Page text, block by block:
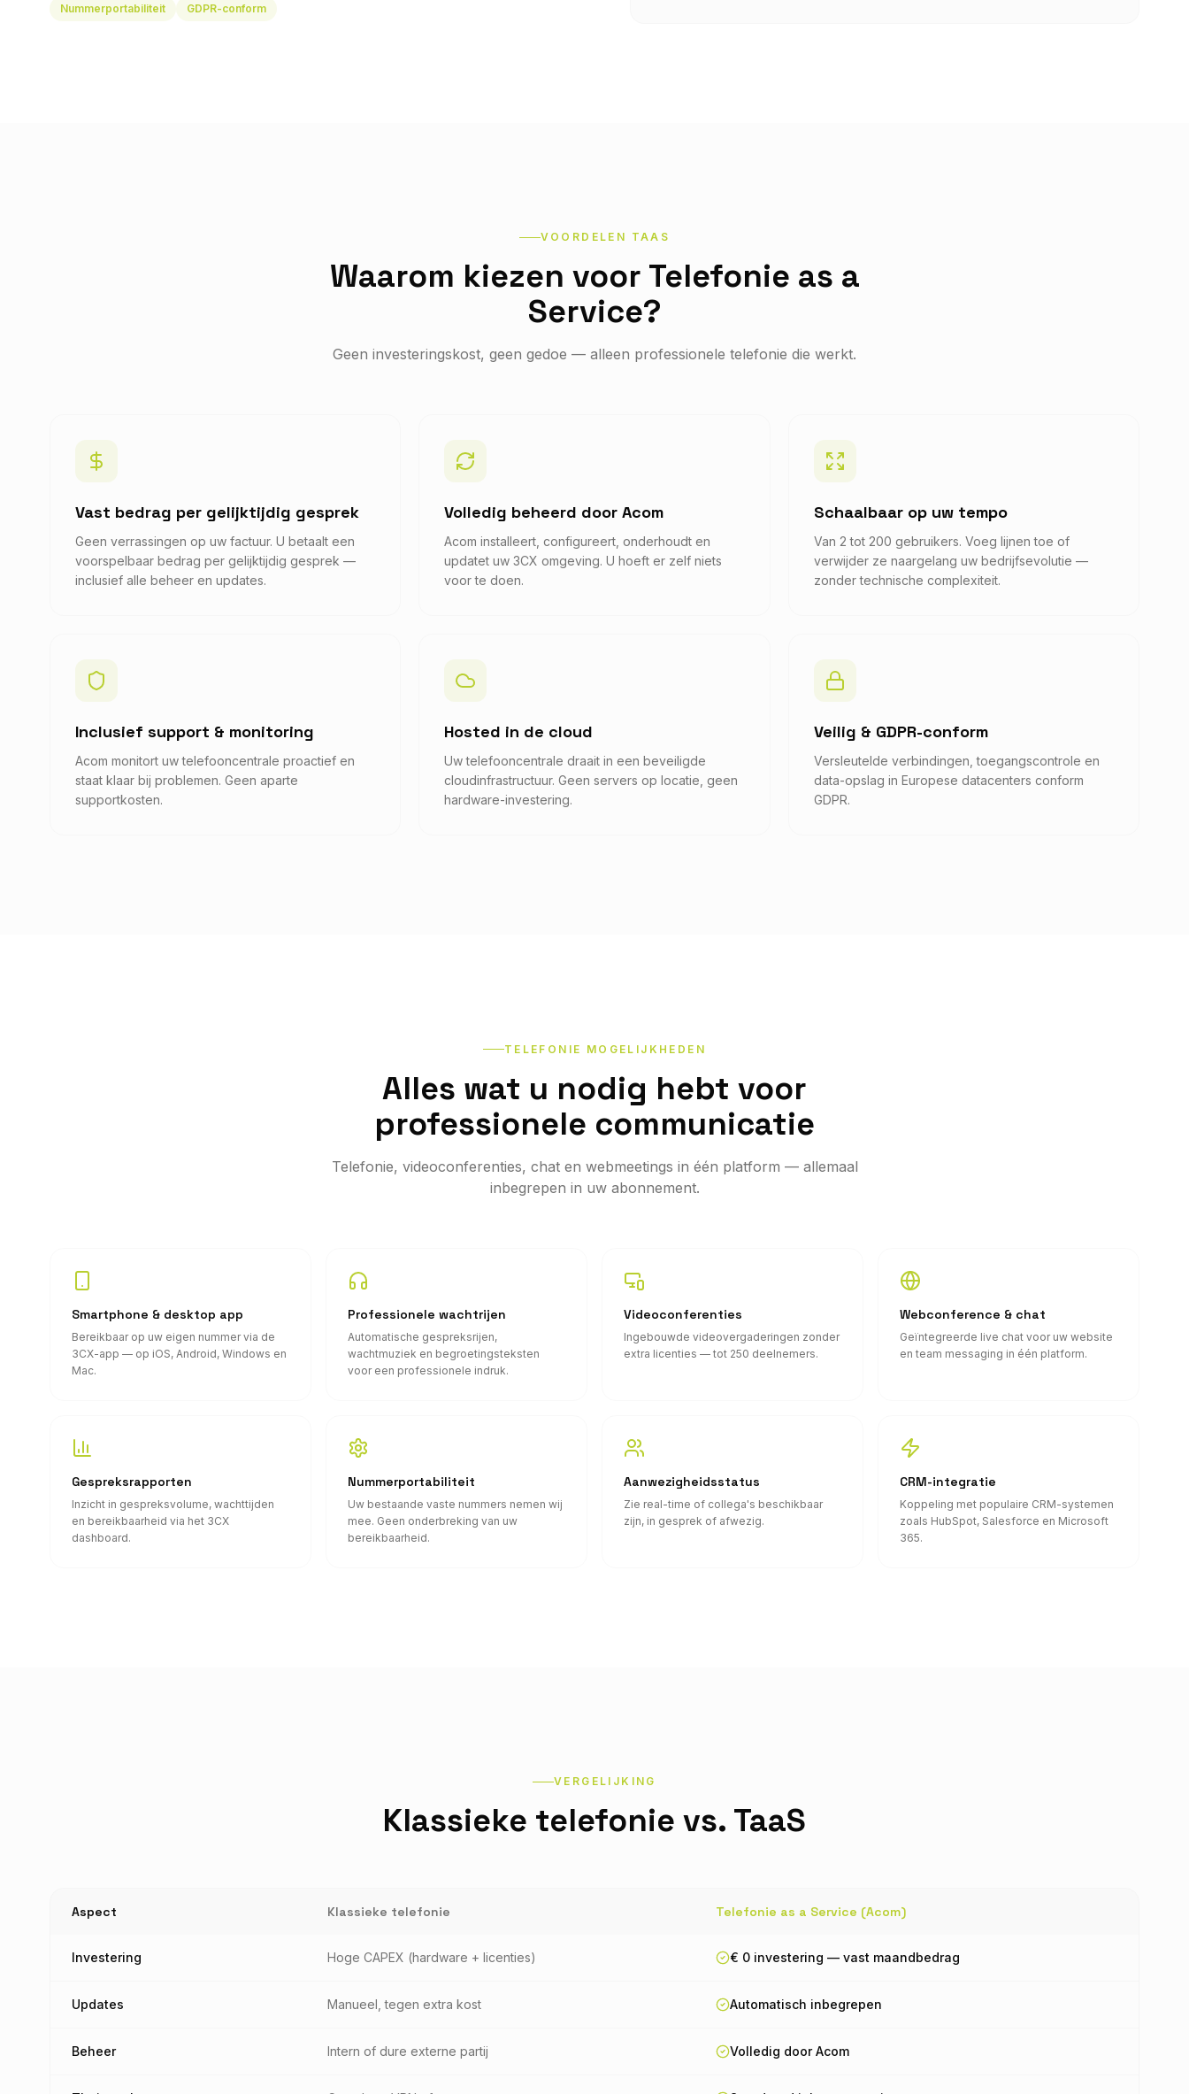
Nummerportabiliteit
GDPR-conform
VOORDELEN TAAS
Waarom kiezen voor Telefonie as a
Service?
Geen investeringskost, geen gedoe — alleen professionele telefonie die werkt.
Vast bedrag per gelijktijdig gesprek
Geen verrassingen op uw factuur. U betaalt een
voorspelbaar bedrag per gelijktijdig gesprek —
inclusief alle beheer en updates.
Volledig beheerd door Acom
Acom installeert, configureert, onderhoudt en
updatet uw 3CX omgeving. U hoeft er zelf niets
voor te doen.
Schaalbaar op uw tempo
Van 2 tot 200 gebruikers. Voeg lijnen toe of
verwijder ze naargelang uw bedrijfsevolutie —
zonder technische complexiteit.
Inclusief support & monitoring
Acom monitort uw telefooncentrale proactief en
staat klaar bij problemen. Geen aparte
supportkosten.
Hosted in de cloud
Uw telefooncentrale draait in een beveiligde
cloudinfrastructuur. Geen servers op locatie, geen
hardware-investering.
Veilig & GDPR-conform
Versleutelde verbindingen, toegangscontrole en
data-opslag in Europese datacenters conform
GDPR.
TELEFONIE MOGELIJKHEDEN
Alles wat u nodig hebt voor
professionele communicatie
Telefonie, videoconferenties, chat en webmeetings in één platform — allemaal
inbegrepen in uw abonnement.
Smartphone & desktop app
Bereikbaar op uw eigen nummer via de
3CX-app — op iOS, Android, Windows en
Mac.
Professionele wachtrijen
Automatische gespreksrijen,
wachtmuziek en begroetingsteksten
voor een professionele indruk.
Videoconferenties
Ingebouwde videovergaderingen zonder
extra licenties — tot 250 deelnemers.
Webconference & chat
Geïntegreerde live chat voor uw website
en team messaging in één platform.
Gespreksrapporten
Inzicht in gespreksvolume, wachttijden
en bereikbaarheid via het 3CX
dashboard.
Nummerportabiliteit
Uw bestaande vaste nummers nemen wij
mee. Geen onderbreking van uw
bereikbaarheid.
Aanwezigheidsstatus
Zie real-time of collega's beschikbaar
zijn, in gesprek of afwezig.
CRM-integratie
Koppeling met populaire CRM-systemen
zoals HubSpot, Salesforce en Microsoft
365.
VERGELIJKING
Klassieke telefonie vs. TaaS
Aspect Klassieke telefonie Telefonie as a Service (Acom)
Investering Hoge CAPEX (hardware + licenties) € 0 investering — vast maandbedrag
Updates Manueel, tegen extra kost Automatisch inbegrepen
Beheer Intern of dure externe partij Volledig door Acom